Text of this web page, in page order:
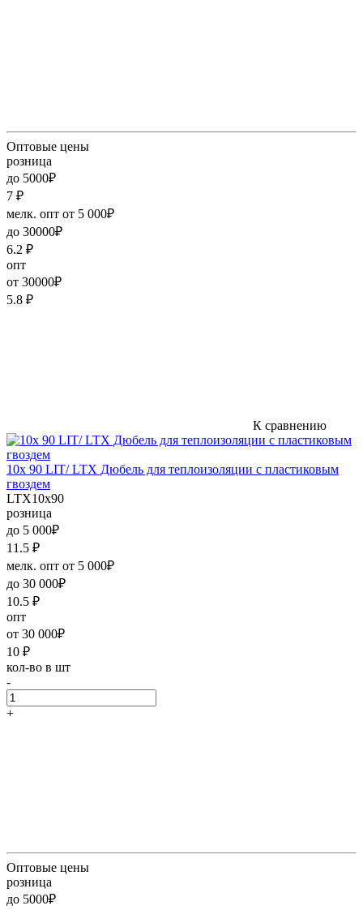
Оптовые цены
розница
до 5000₽
7 ₽
мелк. опт от 5 000₽
до 30000₽
6.2 ₽
опт
от 30000₽
5.8 ₽
К сравнению
10х 90 LIT/ LTX Дюбель для теплоизоляции с пластиковым
гвоздем
LTX10х90
розница
до 5 000₽
11.5 ₽
мелк. опт от 5 000₽
до 30 000₽
10.5 ₽
опт
от 30 000₽
10 ₽
кол-во в шт
-
+
Оптовые цены
розница
до 5000₽